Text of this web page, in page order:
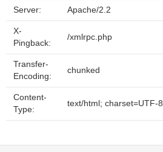
Server: Apache/2.2
X-
Pingback:
/xmlrpc.php
Transfer-
Encoding:
chunked
Content-
Type:
text/html; charset=UTF-8